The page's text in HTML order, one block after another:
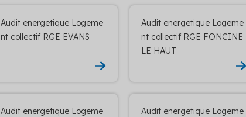
Audit energetique Logeme
nt collectif RGE EVANS
Audit energetique Logeme
nt collectif RGE FONCINE
LE HAUT
Audit energetique Logeme
Audit energetique Logeme